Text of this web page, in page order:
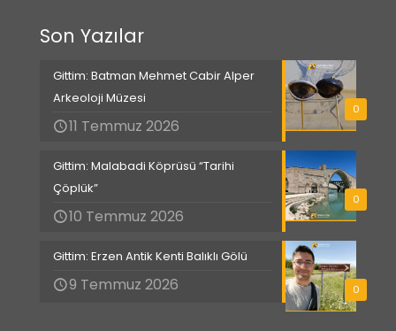
Son Yazılar
0
Gittim: Batman Mehmet Cabir Alper
Arkeoloji Müzesi
11 Temmuz 2026
0
Gittim: Malabadi Köprüsü “Tarihi
Çöplük”
10 Temmuz 2026
0
Gittim: Erzen Antik Kenti Balıklı Gölü
9 Temmuz 2026